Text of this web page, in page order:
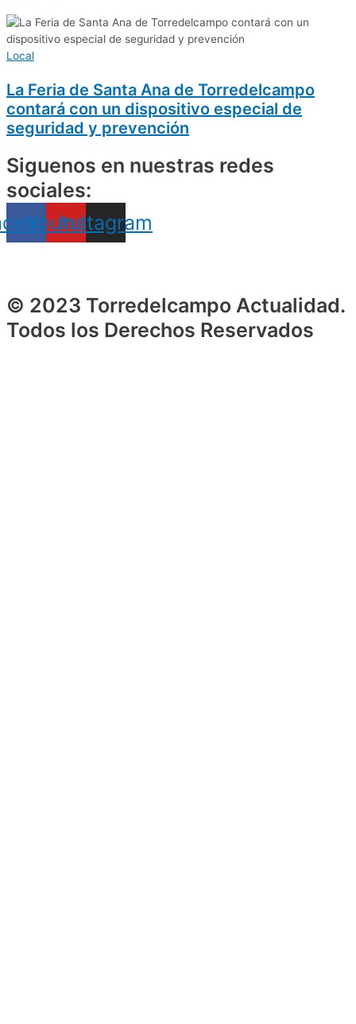
Local
La Feria de Santa Ana de Torredelcampo
contará con un dispositivo especial de
seguridad y prevención
Siguenos en nuestras redes
sociales:
Youtube
Instagram
© 2023 Torredelcampo Actualidad.
Todos los Derechos Reservados